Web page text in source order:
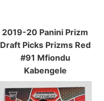
2019-20 Panini Prizm
Draft Picks Prizms Red
#91 Mfiondu
Kabengele